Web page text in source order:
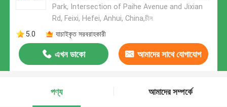
Park, Intersection of Paihe Avenue and Jixian
Rd, Feixi, Hefei, Anhui, China,চীন
5.0
যাচাইকৃত সরবরাহকারী
এখন ডাকো আমাদের সাথে যোগাযোগ
পণ্য
আমাদের সম্পর্কে